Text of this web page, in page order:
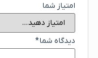
امتیاز شما
دیدگاه شما*